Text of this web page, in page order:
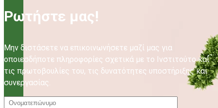
Ρωτήστε μας!
Μην διστάσετε να επικοινωνήσετε μαζί μας για
οποιεσδήποτε πληροφορίες σχετικά με το Ινστιτούτο και
τις πρωτοβουλίες του, τις δυνατότητες υποστήριξης και
συνεργασίας.